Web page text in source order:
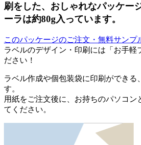
刷をした、おしゃれなパッケー
ーラは約80g入っています。
このパッケージのご注文・無料サンプ
ラベルのデザイン・印刷には「お手軽
ださい！
ラベル作成や個包装袋に印刷ができる
す。
用紙をご注文後に、お持ちのパソコン
てください。